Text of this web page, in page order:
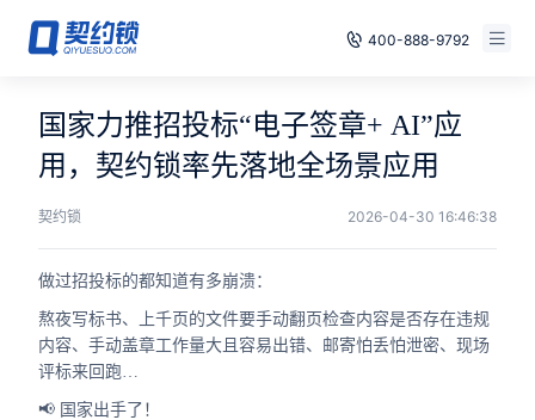
400-888-9792
电子签章
印章管控
数字存档
安全合规
方案
免费试用
已有账号，登录
国家力推招投标“电子签章+ AI”应
用，契约锁率先落地全场景应用
契约锁 2026-04-30 16:46:38
做过招投标的都知道有多崩溃：
熬夜写标书、上千页的文件要手动翻页检查内容是否存在违规
内容、手动盖章工作量大且容易出错、邮寄怕丢怕泄密、现场
评标来回跑…
📢 国家出手了！